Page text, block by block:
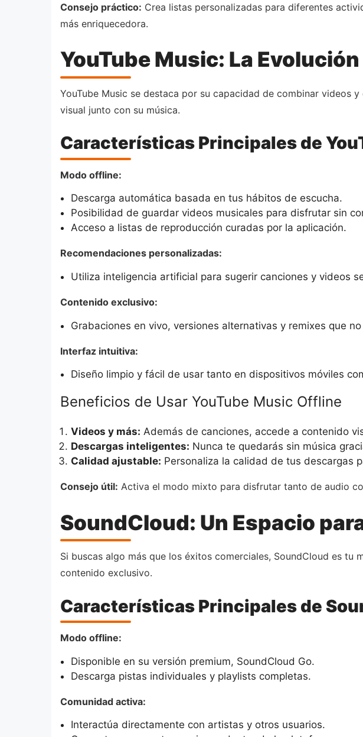
Consejo práctico: Crea listas personalizadas para diferentes
más enriquecedora.
YouTube Music: La
YouTube Music se destaca por su capacidad de combinar videos
visual junto con su música.
Características Principales de
Modo offline:
Descarga automática basada en tus hábitos de escucha.
Posibilidad de guardar videos musicales para disfrutar sin
Acceso a listas de reproducción curadas por la aplicación.
Recomendaciones personalizadas:
Utiliza inteligencia artificial para sugerir canciones y videos
Contenido exclusivo:
Grabaciones en vivo, versiones alternativas y remixes que
Interfaz intuitiva:
Diseño limpio y fácil de usar tanto en dispositivos móviles
Beneficios de Usar YouTube Music Offline
Videos y más: Además de canciones, accede a contenido
Descargas inteligentes: Nunca te quedarás sin música
Calidad ajustable: Personaliza la calidad de tus descargas
Consejo útil: Activa el modo mixto para disfrutar tanto de audio
SoundCloud: Un Espacio
Si buscas algo más que los éxitos comerciales, SoundCloud es
contenido exclusivo.
Características Principales de
Modo offline:
Disponible en su versión premium, SoundCloud Go.
Descarga pistas individuales y playlists completas.
Comunidad activa:
Interactúa directamente con artistas y otros usuarios.